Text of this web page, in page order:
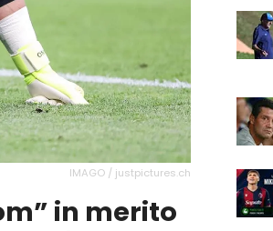
IMAGO / justpictures.ch
in merito